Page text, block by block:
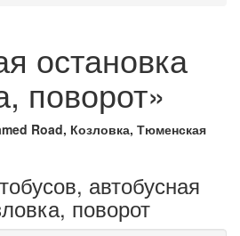
остановка
поворот»
Road, Козловка, Тюменская
автобусная
поворот